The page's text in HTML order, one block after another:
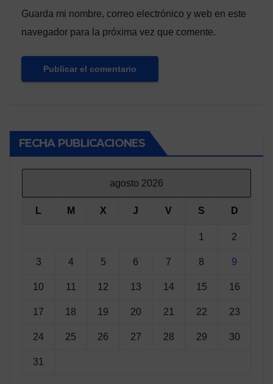
Guarda mi nombre, correo electrónico y web en este
navegador para la próxima vez que comente.
FECHA PUBLICACIONES
agosto 2026
L M X J V S D
1 2
3 4 5 6 7 8 9
10 11 12 13 14 15 16
17 18 19 20 21 22 23
24 25 26 27 28 29 30
31